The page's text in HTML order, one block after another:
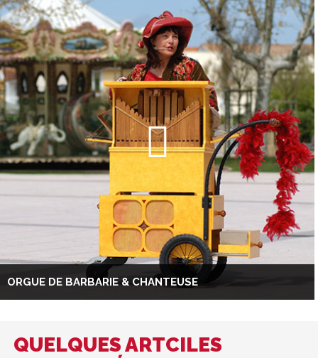
ORGUE DE BARBARIE & CHANTEUSE
QUELQUES ARTCILES